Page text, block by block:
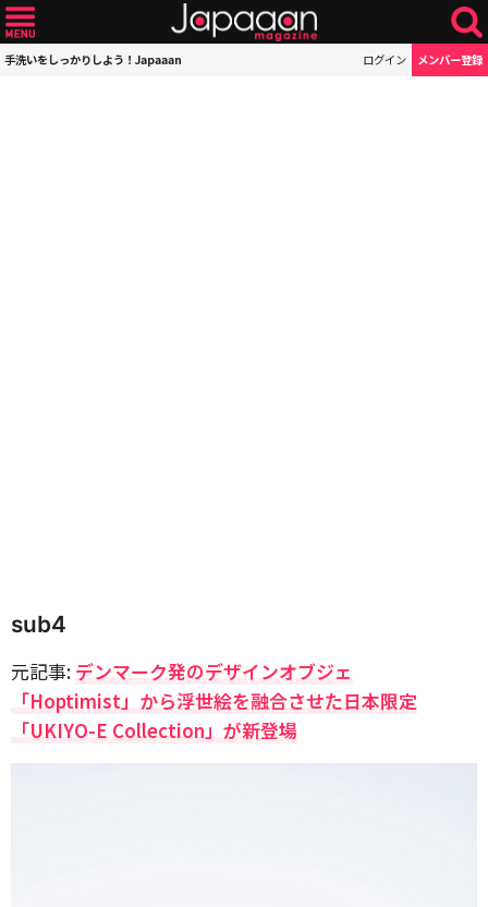
手洗いをしっかりしよう！Japaaan ログイン メンバー登録
sub4
元記事: デンマーク発のデザインオブジェ
「Hoptimist」から浮世絵を融合させた日本限定
「UKIYO-E Collection」が新登場